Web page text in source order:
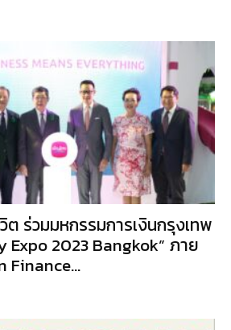
ต ร่วมมหกรรมการเงินกรุงเทพ
Expo 2023 Bangkok” ภาย
Finance...